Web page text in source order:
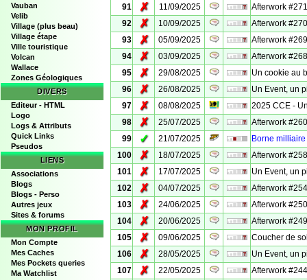
Vauban
Velib
Village (plus beau)
Village étape
Ville touristique
Volcan
Wallace
Zones Géologiques
DIVERS
Editeur - HTML
Logo
Logs & Attributs
Quick Links
Pseudos
LIENS
Associations
Blogs
Blogs - Perso
Autres jeux
Sites & forums
MON PROFIL
Mon Compte
Mes Caches
Mes Pockets queries
Ma Watchlist
91
✗ 11/09/2025
Afterwork
92
✗ 10/09/2025
Afterwork
93
✗ 05/09/2025
Afterwork
94
✗ 03/09/2025
Afterwork
95
✗ 29/08/2025
Un cookie au
96
✗ 26/08/2025
Un Event, un
97
✗ 08/08/2025
2025 CCE -
98
✗ 25/07/2025
Afterwork
99
✓ 21/07/2025
Borne
100
✗ 18/07/2025
Afterwork
101
✗ 17/07/2025
Un Event, un
102
✗ 04/07/2025
Afterwork
103
✗ 24/06/2025
Afterwork
104
✗ 20/06/2025
Afterwork
105
✗ 09/06/2025
Coucher de
106
✗ 28/05/2025
Un Event, un
107
✗ 22/05/2025
Afterwork